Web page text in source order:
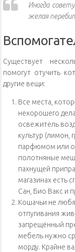
Иногда
желая
Существует
помогут отучить
другие вещи:
Все места,
нехорошего
освежитель
культур (лимон,
парфюмом или
полотняные
пахнущей
магазинах есть
Сан, Био Вакс и
Кошачьи не
отпугивания
запрещённый
мебель нужно
морду. Крайне